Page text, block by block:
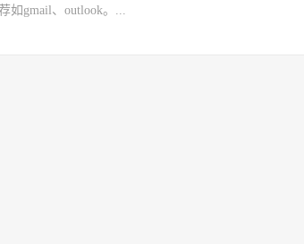
如gmail、outlook。...